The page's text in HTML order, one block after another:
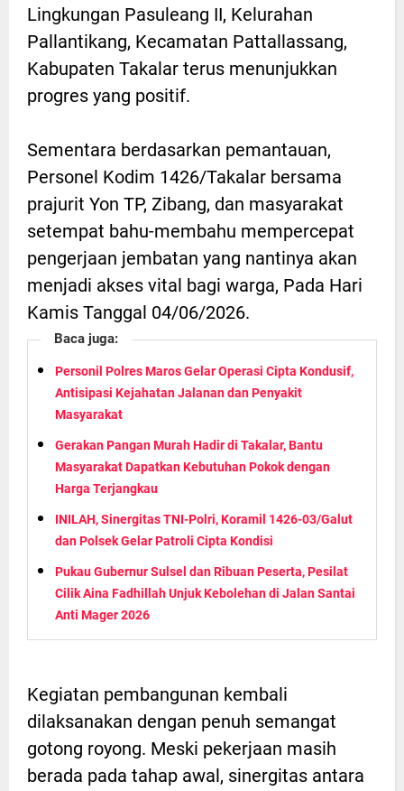
Lingkungan Pasuleang II, Kelurahan
Pallantikang, Kecamatan Pattallassang,
Kabupaten Takalar terus menunjukkan
progres yang positif.
Sementara berdasarkan pemantauan,
Personel Kodim 1426/Takalar bersama
prajurit Yon TP, Zibang, dan masyarakat
setempat bahu-membahu mempercepat
pengerjaan jembatan yang nantinya akan
menjadi akses vital bagi warga, Pada Hari
Kamis Tanggal 04/06/2026.
Baca juga:
Personil Polres Maros Gelar Operasi Cipta Kondusif,
Antisipasi Kejahatan Jalanan dan Penyakit
Masyarakat
Gerakan Pangan Murah Hadir di Takalar, Bantu
Masyarakat Dapatkan Kebutuhan Pokok dengan
Harga Terjangkau
INILAH, Sinergitas TNI-Polri, Koramil 1426-03/Galut
dan Polsek Gelar Patroli Cipta Kondisi
Pukau Gubernur Sulsel dan Ribuan Peserta, Pesilat
Cilik Aina Fadhillah Unjuk Kebolehan di Jalan Santai
Anti Mager 2026
Kegiatan pembangunan kembali
dilaksanakan dengan penuh semangat
gotong royong. Meski pekerjaan masih
berada pada tahap awal, sinergitas antara